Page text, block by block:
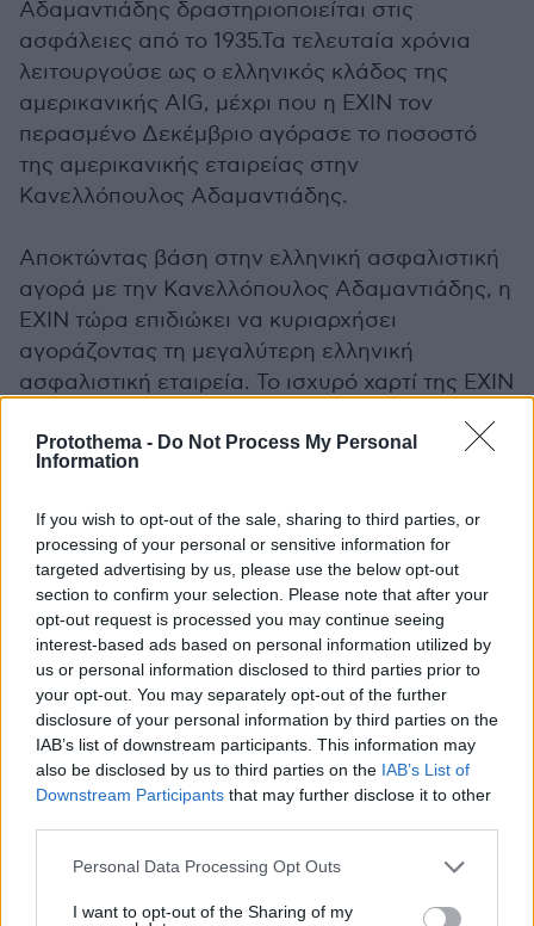
Protothema - Do Not Process My Personal
Information
If you wish to opt-out of the sale, sharing to third parties, or
processing of your personal or sensitive information for
targeted advertising by us, please use the below opt-out
section to confirm your selection. Please note that after your
opt-out request is processed you may continue seeing
interest-based ads based on personal information utilized by
us or personal information disclosed to third parties prior to
your opt-out. You may separately opt-out of the further
disclosure of your personal information by third parties on the
IAB’s list of downstream participants. This information may
also be disclosed by us to third parties on the IAB’s List of
Downstream Participants that may further disclose it to other
Please note that this website/app uses one or more Google
not limited to your visit or usage behaviour. You may click to
Personal Data Processing Opt Outs
I want to opt-out of the Sharing of my
Αδαμαντιάδης δραστηριοποιείται στις
ασφάλειες από το 1935.Τα τελευταία χρόνια
λειτουργούσε ως ο ελληνικός κλάδος της
αμερικανικής ΑΙG, μέχρι που η ΕΧΙΝ τον
περασμένο Δεκέμβριο αγόρασε το ποσοστό
της αμερικανικής εταιρείας στην
Κανελλόπουλος Αδαμαντιάδης.
Αποκτώντας βάση στην ελληνική ασφαλιστική
αγορά με την Κανελλόπουλος Αδαμαντιάδης, η
ΕΧΙΝ τώρα επιδιώκει να κυριαρχήσει
αγοράζοντας τη μεγαλύτερη ελληνική
ασφαλιστική εταιρεία. Το ισχυρό χαρτί της ΕΧΙΝ
και 26 χρόνια μέσω Ολλανδίας στην ευρωπαϊκή
ασφαλιστική αγορά, όπως και στην
εξαγορές. Διαθέτει σειρά αξιόλογων
επενδύσεων στον τομέα και κυρίως… πολύ
βαθιά τσέπη. Με καταγωγή από τη Σπάρτη, ο
γεννημένος στο Σικάγο Τζον Κουδούνης είναι
σήμερα επικεφαλής της Calamos Investments
που διαχειρίζεται κεφάλαια 20 δισ. δολαρίων.
Λάτρης των πολεμικών τεχνών, ο πανύψηλος
και εντυπωσιακός σε όγκο Κουδούνης φαίνεται
να λειτουργεί και ως συνεκτικός δεσμός
εταιρεία του ομίλου του και όχι την Calamos
Asset Management. Ο τελευταίος έγινε